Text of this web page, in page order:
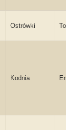
Ostrówki
Kodnia